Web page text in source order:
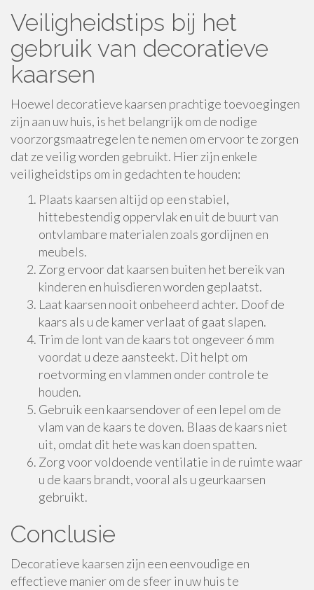
Veiligheidstips bij het
gebruik van decoratieve
kaarsen
Hoewel decoratieve kaarsen prachtige toevoegingen
zijn aan uw huis, is het belangrijk om de nodige
voorzorgsmaatregelen te nemen om ervoor te zorgen
dat ze veilig worden gebruikt. Hier zijn enkele
veiligheidstips om in gedachten te houden:
Plaats kaarsen altijd op een stabiel,
hittebestendig oppervlak en uit de buurt van
ontvlambare materialen zoals gordijnen en
meubels.
Zorg ervoor dat kaarsen buiten het bereik van
kinderen en huisdieren worden geplaatst.
Laat kaarsen nooit onbeheerd achter. Doof de
kaars als u de kamer verlaat of gaat slapen.
Trim de lont van de kaars tot ongeveer 6 mm
voordat u deze aansteekt. Dit helpt om
roetvorming en vlammen onder controle te
houden.
Gebruik een kaarsendover of een lepel om de
vlam van de kaars te doven. Blaas de kaars niet
uit, omdat dit hete was kan doen spatten.
Zorg voor voldoende ventilatie in de ruimte waar
u de kaars brandt, vooral als u geurkaarsen
gebruikt.
Conclusie
Decoratieve kaarsen zijn een eenvoudige en
effectieve manier om de sfeer in uw huis te